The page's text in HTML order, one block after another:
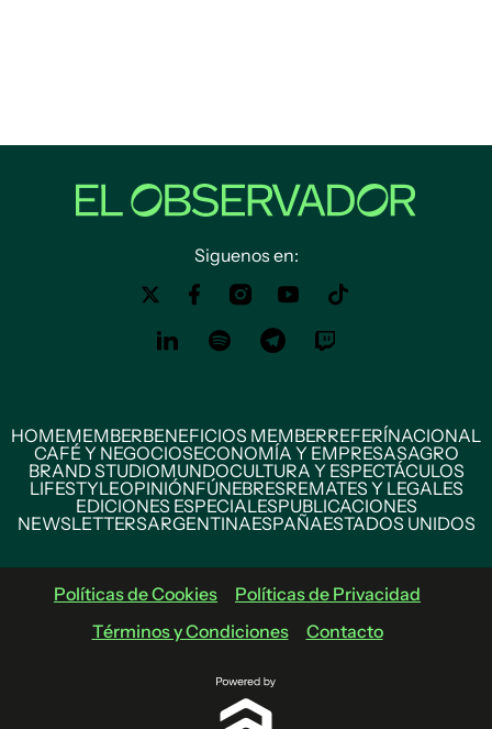
Siguenos en:
HOMEMEMBERBENEFICIOS MEMBERREFERÍNACIONAL
CAFÉ Y NEGOCIOSECONOMÍA Y EMPRESASAGRO
BRAND STUDIOMUNDOCULTURA Y ESPECTÁCULOS
LIFESTYLEOPINIÓNFÚNEBRESREMATES Y LEGALES
EDICIONES ESPECIALESPUBLICACIONES
NEWSLETTERSARGENTINAESPAÑAESTADOS UNIDOS
Políticas de Cookies
Políticas de Privacidad
Términos y Condiciones
Contacto